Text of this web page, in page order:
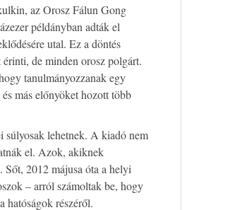
az Orosz Fálun Gong
példányban adták el
utal. Ez a döntés
de minden orosz polgárt.
tanulmányozzanak egy
más előnyöket hozott több
súlyosak lehetnek. A kiadó nem
el. Azok, akiknek
2012 májusa óta a helyi
– arról számoltak be, hogy
hatóságok részéről.